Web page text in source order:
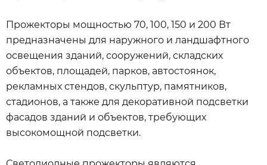
Прожекторы мощностью 70, 100, 150 и 200 Вт
предназначены для наружного и ландшафтного
освещения зданий, сооружений, складских
объектов, площадей, парков, автостоянок,
рекламных стендов, скульптур, памятников,
стадионов, а также для декоративной подсветки
фасадов зданий и объектов, требующих
высокомощной подсветки.